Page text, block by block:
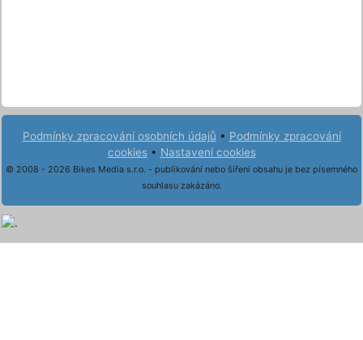
Podmínky zpracování osobních údajů • Podmínky zpracování
cookies• Nastavení cookies
© 2008 - 2026 Bikes Media s.r.o. - publikování nebo šíření obsahu je bez písemného
souhlasu zakázáno.